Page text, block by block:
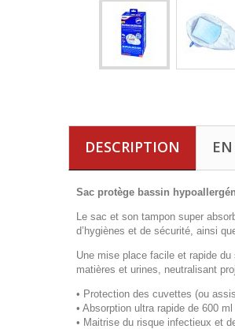
DESCRIPTION
Sac protège bassin
Le sac et son tampon super
d’hygiènes et de sécurité, ainsi
Une mise place facile et rapide
matières et urines, neutralisant
• Protection des cuvettes (ou
• Absorption ultra rapide de 600 ml
• Maitrise du risque infectieux et